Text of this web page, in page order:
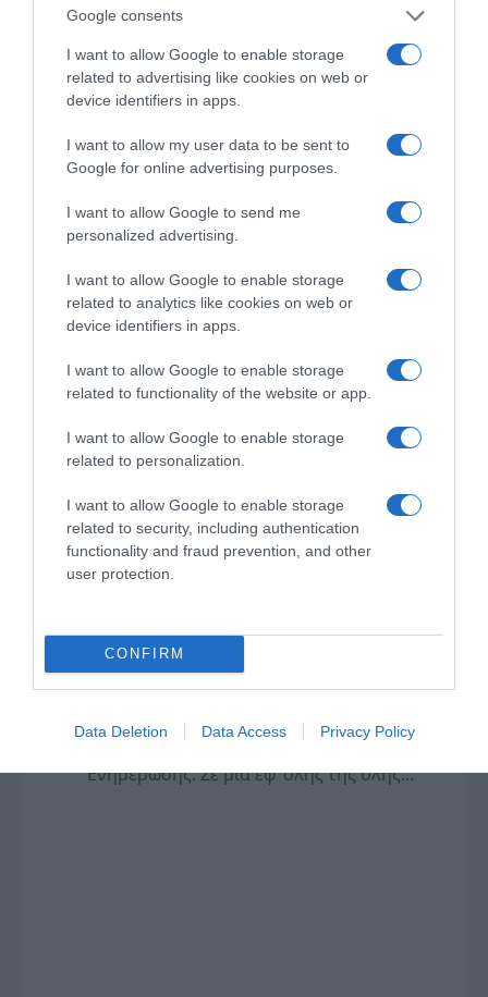
Google consents
I want to allow Google to enable storage
related to advertising like cookies on web or
device identifiers in apps.
I want to allow my user data to be sent to
Google for online advertising purposes.
I want to allow Google to send me
personalized advertising.
I want to allow Google to enable storage
related to analytics like cookies on web or
device identifiers in apps.
I want to allow Google to enable storage
related to functionality of the website or app.
I want to allow Google to enable storage
related to personalization.
I want to allow Google to enable storage
related to security, including authentication
functionality and fraud prevention, and other
user protection.
CONFIRM
Data Deletion Data Access Privacy Policy
ΠΑΥΛΟΣ ΜΑΡΙΝΑΚΗΣ: «ΔΕΝ ΗΘΕΛΑ ΝΑ ΑΦΗΣΩ ΣΤΟΝ
ΕΠΟΜΕΝΟ ΜΙΑ ΚΑΥΤΗ ΠΑΤΑΤΑ»
Παύλος Μαρινάκης, ανοίγει τα
χαρτιά του στις «Τυπολογίες»
σε ένα vidcast που μιλάει για
τις μεγάλες τομές στον χώρο
των Μέσων Μαζικής
Ενημέρωσης. Σε μια εφ’ όλης της ύλης